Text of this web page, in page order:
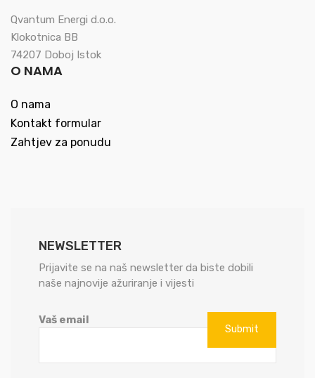
Qvantum Energi d.o.o.
Klokotnica BB
74207 Doboj Istok
O NAMA
O nama
Kontakt formular
Zahtjev za ponudu
NEWSLETTER
Prijavite se na naš newsletter da biste dobili
naše najnovije ažuriranje i vijesti
Vaš email